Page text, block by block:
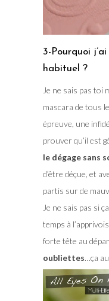
3-Pourquoi
habituel ?
Je ne sais pas toi
mascara de tous
épreuve, une
prouver qu’il est
le dégage sans
d’être déçue, et
partis sur de
Je ne sais pas si
temps à
forte tête au
oubliettes…ça